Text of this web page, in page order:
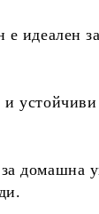
е идеален
и
домашна